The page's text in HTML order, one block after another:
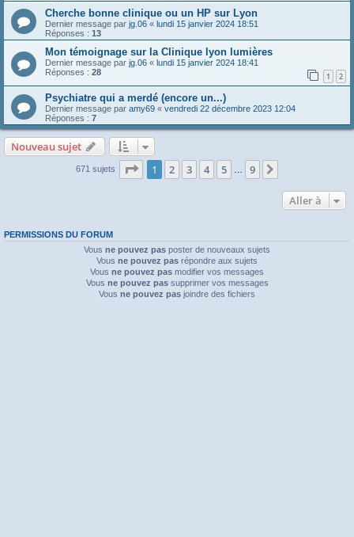
Cherche bonne clinique ou un HP sur Lyon
Dernier message par jg.06 « lundi 15 janvier 2024 18:51
Réponses : 13
Mon témoignage sur la Clinique lyon lumières
Dernier message par jg.06 « lundi 15 janvier 2024 18:41
Réponses : 28 1 2
Psychiatre qui a merdé (encore un...)
Dernier message par amy69 « vendredi 22 décembre 2023 12:04
Réponses : 7
Nouveau sujet
671 sujets Page 1sur9
1 2 3 4 5 9
Aller à
PERMISSIONS DU FORUM
Vous ne pouvez pas poster de nouveaux sujets
Vous ne pouvez pas répondre aux sujets
Vous ne pouvez pas modifier vos messages
Vous ne pouvez passupprimer vos messages
Vous ne pouvez pas joindre des fichiers